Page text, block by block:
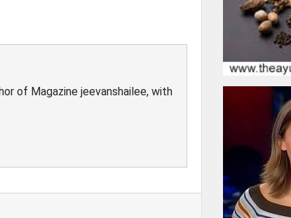
of Magazine jeevanshailee, with